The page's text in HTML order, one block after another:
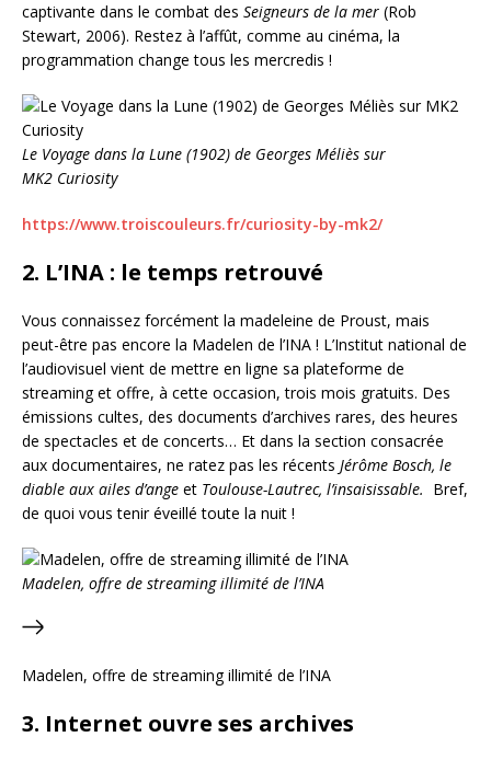
captivante dans le combat des Seigneurs de la mer (Rob
Stewart, 2006). Restez à l’affût, comme au cinéma, la
programmation change tous les mercredis !
Le Voyage dans la Lune (1902) de Georges Méliès sur
MK2 Curiosity
https://www.troiscouleurs.fr/curiosity-by-mk2/
2. L’INA : le temps retrouvé
Vous connaissez forcément la madeleine de Proust, mais
peut-être pas encore la Madelen de l’INA ! L’Institut national de
l’audiovisuel vient de mettre en ligne sa plateforme de
streaming et offre, à cette occasion, trois mois gratuits. Des
émissions cultes, des documents d’archives rares, des heures
de spectacles et de concerts… Et dans la section consacrée
aux documentaires, ne ratez pas les récents Jérôme Bosch, le
diable aux ailes d’ange et Toulouse-Lautrec, l’insaisissable. Bref,
de quoi vous tenir éveillé toute la nuit !
Madelen, offre de streaming illimité de l’INA
Madelen, offre de streaming illimité de l’INA
3. Internet ouvre ses archives